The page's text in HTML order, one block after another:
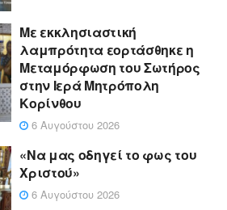
Με εκκλησιαστική
λαμπρότητα εορτάσθηκε η
Μεταμόρφωση του Σωτήρος
στην Ιερά Μητρόπολη
Κορίνθου
6 Αυγούστου 2026
«Να μας οδηγεί το φως του
Χριστού»
6 Αυγούστου 2026